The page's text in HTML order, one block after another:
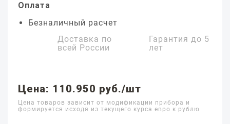
Оплата
Безналичный расчет
Доставка по
всей России
Гарантия до 5
лет
Цена: 110.950 руб./шт
Цена товаров зависит от модификации прибора и
формируется исходя из текущего курса евро к рублю